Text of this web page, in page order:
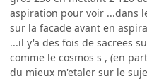
aspiration pour voir ...dans
sur la facade avant en
...il y'a des fois de sacrees
comme le cosmos s , (en
du mieux m'etaler sur le